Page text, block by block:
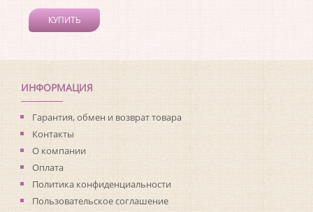
КУПИТЬ
Длина рулона:
8.23
Ширина рулона: 0.68
Материал покрытия:Виниловое
Страна:США
Материал основы:
Флизелин
Раппорт:<>
ИНФОРМАЦИЯ
Гарантия, обмен и возврат товара
Контакты
О компании
Оплата
Политика конфиденциальности
Пользовательское соглашение